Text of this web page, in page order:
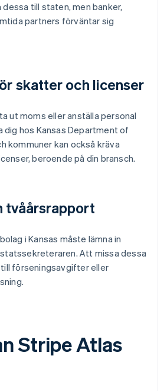
till staten, men banker,
partners förväntar sig
skatter och licenser
ut moms eller anställa personal
hos Kansas Department of
kommuner kan också kräva
beroende på din bransch.
tvåårsrapport
i Kansas måste lämna in
Att missa dessa
förseningsavgifter eller
Stripe Atlas